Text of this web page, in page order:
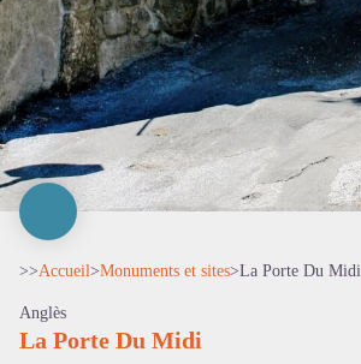
>>Accueil>Monuments et sites>La Porte Du Midi
Anglès
La Porte Du Midi